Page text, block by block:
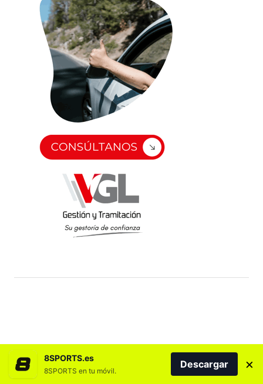
8SPORTS.es
8SPORTS en tu móvil.
Descargar ×